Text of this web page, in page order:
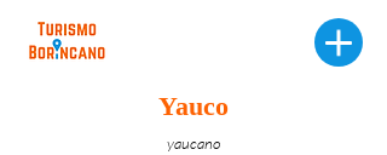
Yauco
yaucano